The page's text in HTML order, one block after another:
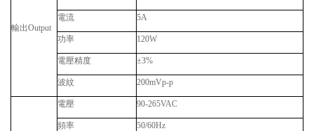
輸出Output
電流 5A
功率 120W
電壓精度 ±3%
波紋 200mVp-p
電壓 90-265VAC
頻率 50/60Hz